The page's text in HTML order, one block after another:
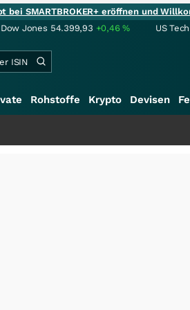
bei SMARTBROKER+ eröffnen und
Dow Jones 54.399,93 +0,46% US
Rohstoffe Krypto Devisen